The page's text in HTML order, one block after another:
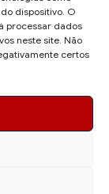
dispositivo. O
processar dados
neste site. Não
certos